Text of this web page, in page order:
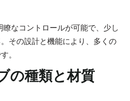
なコントロールが可能で、少し
その設計と機能により、多くの
。
の種類と材質